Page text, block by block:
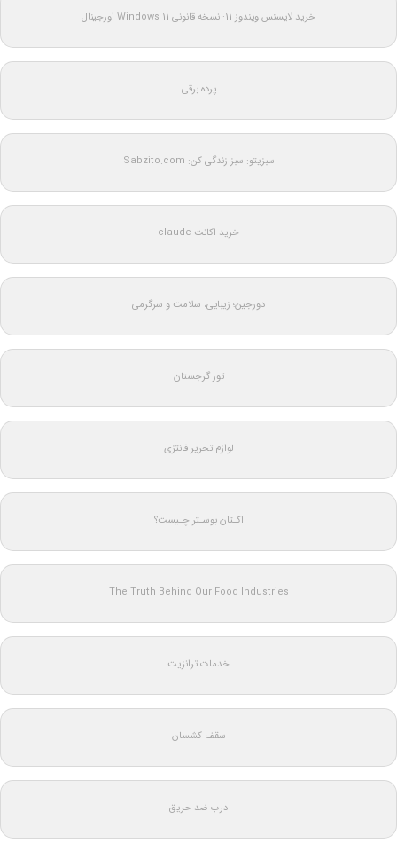
خرید لایسنس ویندوز 11: نسخه قانونی Windows 11 اورجینال
پرده برقی
سبزیتو: سبز زندگی کن: Sabzito.com
خرید اکانت claude
دورجین؛ زیبایی، سلامت و سرگرمی
تور گرجستان
لوازم تحریر فانتزی
اکـتان بوسـتر چـیست؟
The Truth Behind Our Food Industries
خدمات ترانزیت
سقف کشسان
درب ضد حریق